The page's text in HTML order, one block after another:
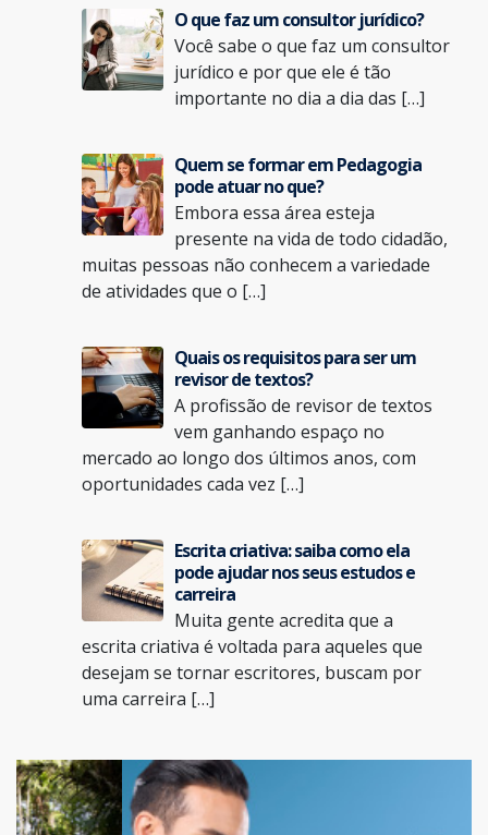
O que faz um consultor jurídico?
Você sabe o que faz um consultor
jurídico e por que ele é tão
importante no dia a dia das […]
Quem se formar em Pedagogia
pode atuar no que?
Embora essa área esteja
presente na vida de todo cidadão,
muitas pessoas não conhecem a variedade
de atividades que o […]
Quais os requisitos para ser um
revisor de textos?
A profissão de revisor de textos
vem ganhando espaço no
mercado ao longo dos últimos anos, com
oportunidades cada vez […]
Escrita criativa: saiba como ela
pode ajudar nos seus estudos e
carreira
Muita gente acredita que a
escrita criativa é voltada para aqueles que
desejam se tornar escritores, buscam por
uma carreira […]